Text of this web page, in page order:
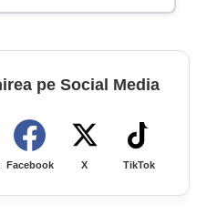
pe Social Media
Facebook X TikTok